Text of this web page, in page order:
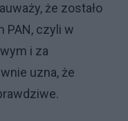
że zostało
PAN, czyli w
i za
uzna, że